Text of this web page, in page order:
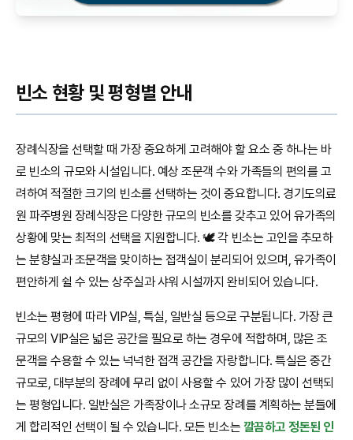
빈소 현황 및 평형별 안내
장례식장을 선택할 때 가장 중요하게 고려해야 할 요소 중 하나는 바
로 빈소의 규모와 시설입니다. 예상 조문객 수와 가족들의 편의를 고
려하여 적절한 크기의 빈소를 선택하는 것이 중요합니다. 경기도의료
원 파주병원 장례식장은 다양한 규모의 빈소를 갖추고 있어 유가족의
상황에 맞는 최적의 선택을 지원합니다. 🕊️ 각 빈소는 고인을 추모하
는 분향실과 조문객을 맞이하는 접객실이 분리되어 있으며, 유가족이
편안하게 쉴 수 있는 상주실과 샤워 시설까지 완비되어 있습니다.
빈소는 평형에 따라 VIP실, 특실, 일반실 등으로 구분됩니다. 가장 큰
규모의 VIP실은 넓은 공간을 필요로 하는 경우에 적합하며, 많은 조
문객을 수용할 수 있는 넉넉한 접객 공간을 자랑합니다. 특실은 중간
규모로, 대부분의 장례에 무리 없이 사용할 수 있어 가장 많이 선택되
는 평형입니다. 일반실은 가족장이나 소규모 장례를 계획하는 분들에
게 합리적인 선택이 될 수 있습니다. 모든 빈소는 깔끔하고 정돈된 인